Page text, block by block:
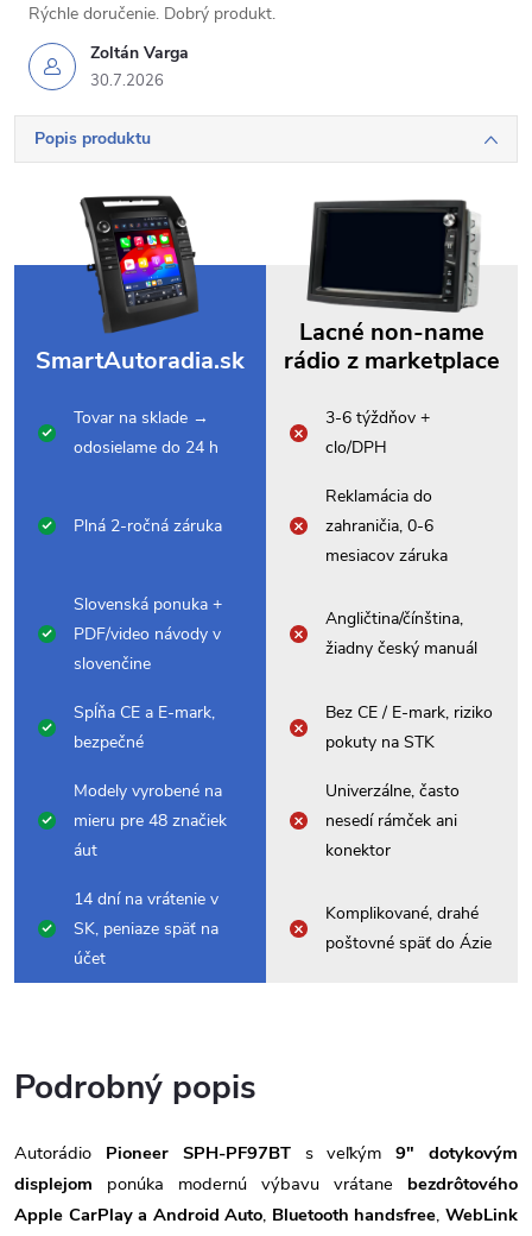
Zoltán Varga
30.7.2026
Rýchle doručenie. Dobrý produkt.
Popis produktu
SmartAutoradia.sk
Lacné non-name
rádio z marketplace
Tovar na sklade →
odosielame do 24 h
3-6 týždňov +
clo/DPH
Plná 2-ročná záruka
Reklamácia do
zahraničia, 0-6
mesiacov záruka
Slovenská ponuka +
PDF/video návody v
slovenčine
Angličtina/čínština,
žiadny český manuál
Spĺňa CE a E-mark,
bezpečné
Bez CE / E-mark, riziko
pokuty na STK
Modely vyrobené na
mieru pre 48 značiek
áut
Univerzálne, často
nesedí rámček ani
konektor
14 dní na vrátenie v
SK, peniaze späť na
účet
Komplikované, drahé
poštovné späť do Ázie
Podrobný popis
Autorádio Pioneer SPH-PF97BTs veľkým9" dotykovým
displejom ponúka modernú výbavu vrátane bezdrôtového
Apple CarPlay a Android Auto, Bluetooth handsfree,WebLink